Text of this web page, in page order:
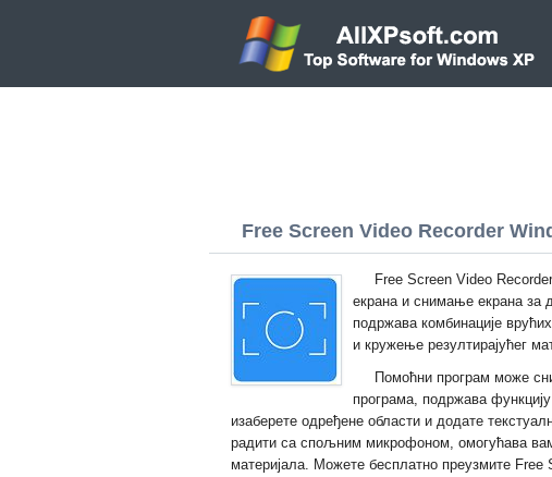
Free Screen Video Recorder
Free Screen Video
екрана и снимање екрана за
подржава комбинације
и кружење резултирајућег
Помоћни програм може
програма, подржава
изаберете одређене области и додате
радити са спољним микрофоном, омогућава
материјала. Можете бесплатно преузмите Free